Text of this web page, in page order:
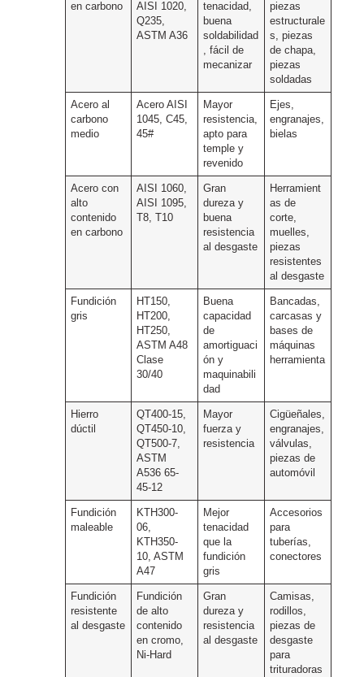
en carbono
AISI 1020,
Q235,
ASTM A36
tenacidad,
buena
soldabilidad
, fácil de
mecanizar
piezas
estructurale
s, piezas
de chapa,
piezas
soldadas
Acero al
carbono
medio
Acero AISI
1045, C45,
45#
Mayor
resistencia,
apto para
temple y
revenido
Ejes,
engranajes,
bielas
Acero con
alto
contenido
en carbono
AISI 1060,
AISI 1095,
T8, T10
Gran
dureza y
buena
resistencia
al desgaste
Herramient
as de
corte,
muelles,
piezas
resistentes
al desgaste
Fundición
gris
HT150,
HT200,
HT250,
ASTM A48
Clase
30/40
Buena
capacidad
de
amortiguaci
ón y
maquinabili
dad
Bancadas,
carcasas y
bases de
máquinas
herramienta
Hierro
dúctil
QT400-15,
QT450-10,
QT500-7,
ASTM
A536 65-
45-12
Mayor
fuerza y
resistencia
Cigüeñales,
engranajes,
válvulas,
piezas de
automóvil
Fundición
maleable
KTH300-
06,
KTH350-
10, ASTM
A47
Mejor
tenacidad
que la
fundición
gris
Accesorios
para
tuberías,
conectores
Fundición
resistente
al desgaste
Fundición
de alto
contenido
en cromo,
Ni-Hard
Gran
dureza y
resistencia
al desgaste
Camisas,
rodillos,
piezas de
desgaste
para
trituradoras